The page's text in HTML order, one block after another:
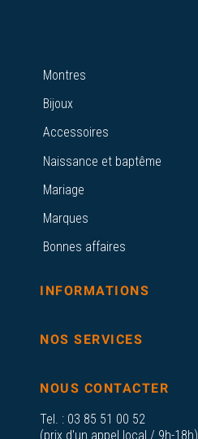
Montres
Bijoux
Accessoires
Naissance et baptême
Mariage
Marques
Bonnes affaires
INFORMATIONS
NOS SERVICES
NOUS CONTACTER
Tel. : 03 85 51 00 52
(prix d'un appel local / 9h-18h)